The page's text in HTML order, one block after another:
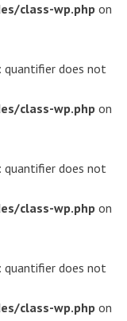
class-wp.php on
quantifier does not
class-wp.php on
quantifier does not
class-wp.php on
quantifier does not
class-wp.php on